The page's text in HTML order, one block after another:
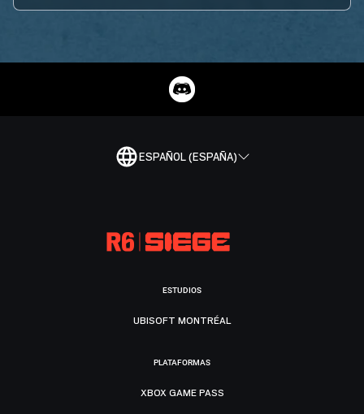
ESPAÑOL (ESPAÑA)
ESTUDIOS
UBISOFT MONTRÉAL
PLATAFORMAS
XBOX GAME PASS